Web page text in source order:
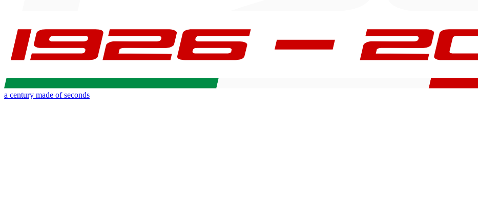
a century made of seconds